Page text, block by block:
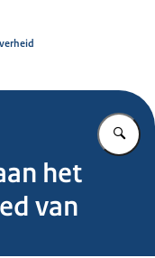
het
van